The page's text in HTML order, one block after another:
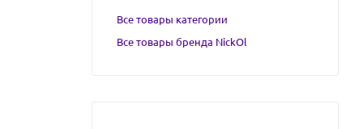
Все товары категории
Все товары бренда NickOl